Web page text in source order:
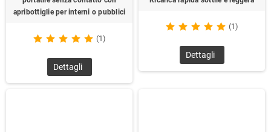
apribottiglie per interni o pubblici
(1)
Dettagli
(1)
Dettagli